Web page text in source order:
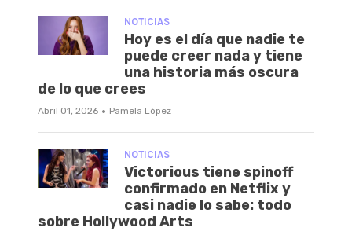
NOTICIAS
Hoy es el día que nadie te
puede creer nada y tiene
una historia más oscura
de lo que crees
Abril 01, 2026 · Pamela López
NOTICIAS
Victorious tiene spinoff
confirmado en Netflix y
casi nadie lo sabe: todo
sobre Hollywood Arts